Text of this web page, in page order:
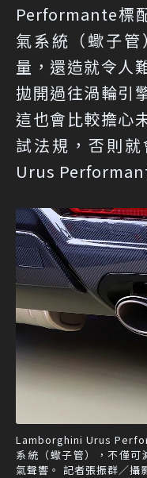
Performante標
氣系統（蠍子
量，還造就令人
拋開過往渦輪引
這也會比較擔心
試法規，否則
Urus
Lamborghini Urus
系統（蠍子管），不僅
氣聲響。 記者張振群／攝